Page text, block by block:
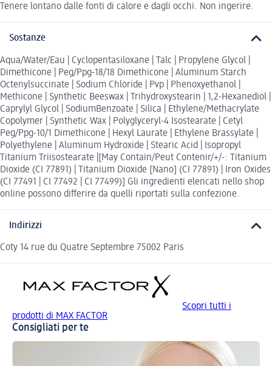
Tenere lontano dalle fonti di calore e dagli occhi. Non ingerire.
Sostanze
Aqua/Water/Eau | Cyclopentasiloxane | Talc | Propylene Glycol |
Dimethicone | Peg/Ppg-18/18 Dimethicone | Aluminum Starch
Octenylsuccinate | Sodium Chloride | Pvp | Phenoxyethanol |
Methicone | Synthetic Beeswax | Trihydroxystearin | 1,2-Hexanediol |
Caprylyl Glycol | SodiumBenzoate | Silica | Ethylene/Methacrylate
Copolymer | Synthetic Wax | Polyglyceryl-4 Isostearate | Cetyl
Peg/Ppg-10/1 Dimethicone | Hexyl Laurate | Ethylene Brassylate |
Polyethylene | Aluminum Hydroxide | Stearic Acid | Isopropyl
Titanium Triisostearate |[May Contain/Peut Contenir/+/-: Titanium
Dioxide (CI 77891) | Titanium Dioxide [Nano] (CI 77891) | Iron Oxides
(CI 77491 | CI 77492 | CI 77499)] Gli ingredienti elencati nello shop
online possono differire da quelli riportati sulla confezione.
Indirizzi
Coty 14 rue du Quatre Septembre 75002 Paris
Scopri tutti i
prodotti di MAX FACTOR
Consigliati per te